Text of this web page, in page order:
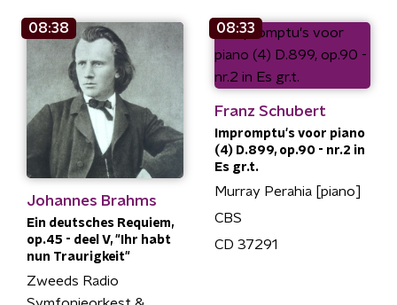
08:38
Johannes Brahms
Ein deutsches Requiem,
op.45 - deel V, "Ihr habt
nun Traurigkeit"
Zweeds Radio
08:33
Franz Schubert
Impromptu's voor piano
(4) D.899, op.90 - nr.2 in
Es gr.t.
Murray Perahia [piano]
CBS
CD 37291